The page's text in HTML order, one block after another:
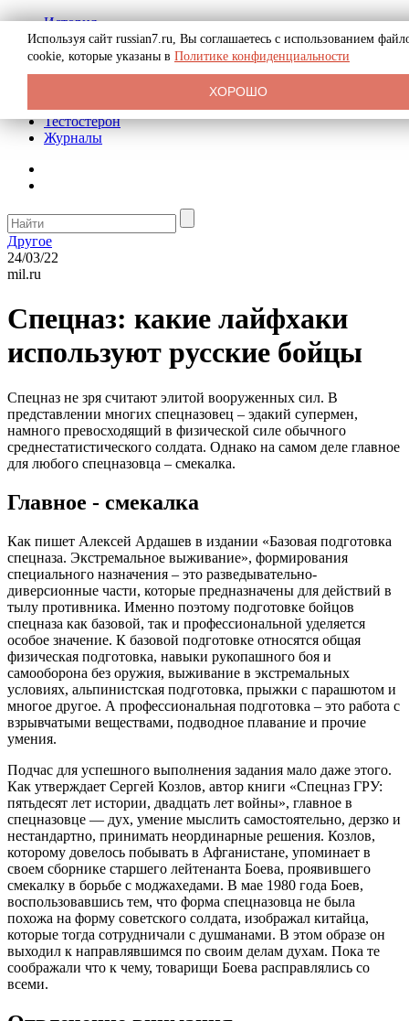
История
Биография
Криминал
Реклама на сайте
Тестостерон
Журналы
Другое
24/03/22
mil.ru
Спецназ: какие лайфхаки
используют русские бойцы
Спецназ не зря считают элитой вооруженных сил. В
представлении многих спецназовец – эдакий супермен,
намного превосходящий в физической силе обычного
среднестатистического солдата. Однако на самом деле главное
для любого спецназовца – смекалка.
Главное - смекалка
Как пишет Алексей Ардашев в издании «Базовая подготовка
спецназа. Экстремальное выживание», формирования
специального назначения – это разведывательно-
диверсионные части, которые предназначены для действий в
тылу противника. Именно поэтому подготовке бойцов
спецназа как базовой, так и профессиональной уделяется
особое значение. К базовой подготовке относятся общая
физическая подготовка, навыки рукопашного боя и
самооборона без оружия, выживание в экстремальных
условиях, альпинистская подготовка, прыжки с парашютом и
многое другое. А профессиональная подготовка – это работа с
взрывчатыми веществами, подводное плавание и прочие
умения.
Подчас для успешного выполнения задания мало даже этого.
Как утверждает Сергей Козлов, автор книги «Спецназ ГРУ:
пятьдесят лет истории, двадцать лет войны», главное в
спецназовце — дух, умение мыслить самостоятельно, дерзко и
нестандартно, принимать неординарные решения. Козлов,
которому довелось побывать в Афганистане, упоминает в
своем сборнике старшего лейтенанта Боева, проявившего
смекалку в борьбе с моджахедами. В мае 1980 года Боев,
воспользовавшись тем, что форма спецназовца не была
похожа на форму советского солдата, изображал китайца,
которые тогда сотрудничали с душманами. В этом образе он
выходил к направлявшимся по своим делам духам. Пока те
соображали что к чему, товарищи Боева расправлялись со
всеми.
Используя сайт russian7.ru, Вы соглашаетесь с использованием
cookie, которые указаны в Политике конфиденциальности
ХОРОШО